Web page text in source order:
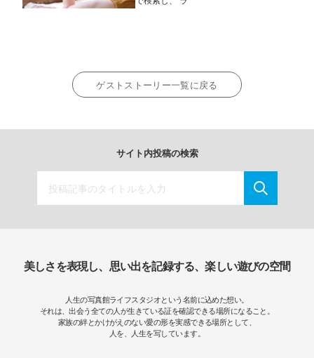
ゲストストーリー一覧に戻る
サイト内投稿の検索
美しさを表現し、思い出を記録する、楽しい遊びの空間
人生の写真館ライフスタジオという名前に込めた想い。
それは、出会う全ての人が生きている証を確認できる場所になること。
家族の絆とかけがえのない愛の形を実感できる場所として、
人を、人生を写しています。